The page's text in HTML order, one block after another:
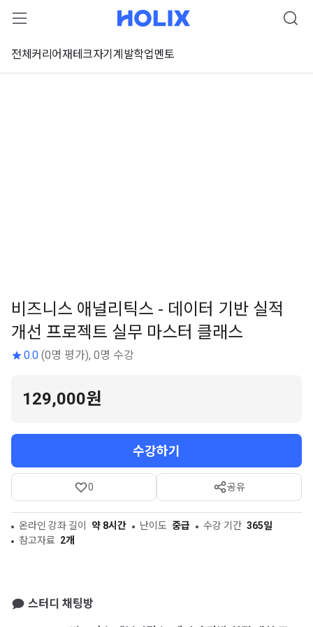
전체 커리어재테크자기계발학업멘토
좌 미리보기
비즈니스 애널리틱스 - 데이터 기반 실적
개선 프로젝트 실무 마스터 클래스
0.0 (0명 평가), 0명 수강
129,000원
수강하기
0 공유
온라인 강좌 길이 약 8시간 난이도 중급 수강 기간 365일
참고자료 2개
스터디 채팅방